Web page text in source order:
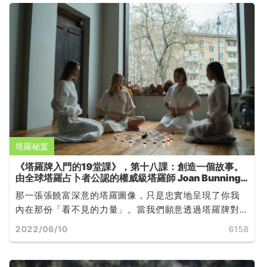
麼時候才結束」一樣的道理... ...
塔羅秘笈
《塔羅牌入門的19堂課》，第十八課：創造一個故事。
由全球塔羅占卜者公認的權威級塔羅師 Joan Bunning
所撰寫
那一張張饒富深意的塔羅圖像，只是忠實地呈現了你我
內在那份「看不見的力量」。當我們願意透過塔羅牌對
自己的心靈運作有更深的覺知，無論未來發展是否如預
2022/06/10 6158